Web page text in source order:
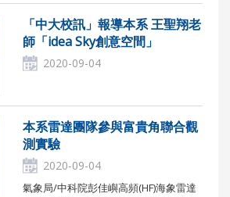
「中大校訊」報導本系 王聖翔老
師「idea Sky創意空間」
2020-09-04
本系雷達團隊參與富貴角聯合觀
測實驗
2020-09-04
氣象局/中科院彭佳嶼高頻(HF)海象雷達